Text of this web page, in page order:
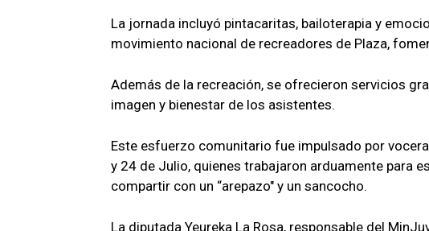
La jornada incluyó pintacaritas, bailoterapia y
movimiento nacional de recreadores de Plaza,
Además de la recreación, se ofrecieron servicios
imagen y bienestar de los asistentes.
Este esfuerzo comunitario fue impulsado por
y 24 de Julio, quienes trabajaron arduamente para
compartir con un “arepazo" y un sancocho.
La diputada Yeureka La Rosa, responsable del